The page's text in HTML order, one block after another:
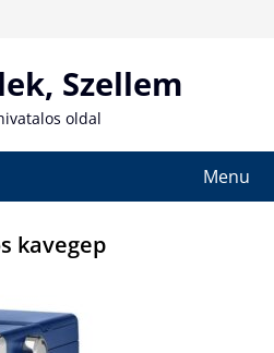
Szellem
oldal
Menu
kavegep